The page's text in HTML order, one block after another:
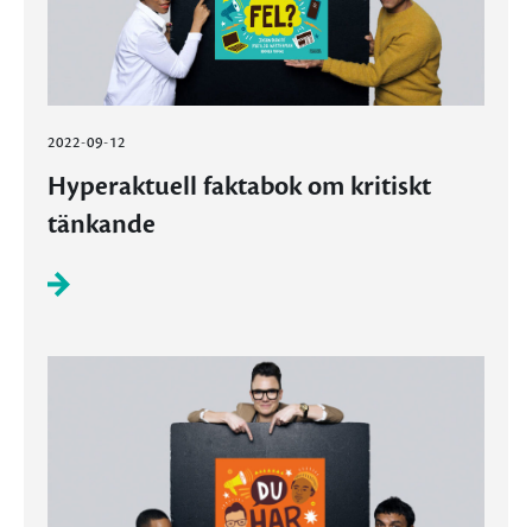
2022-09-12
Hyperaktuell faktabok om kritiskt
tänkande